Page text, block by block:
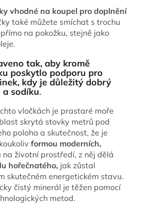
vhodné na koupel pro doplnění
také můžete smíchat s trochu
na pokožku, stejně jako
tak, aby kromě
poskytlo podporu pro
kdy je důležitý dobrý
a sodíku.
vločkách je prastaré moře
skrytá stovky metrů pod
poloha a skutečnost, že je
formou moderních,
na životní prostředí, z něj dělá
hořečnatého, jak zůstal
skutečném energetickém stavu.
čistý minerál je těžen pomocí
metod.